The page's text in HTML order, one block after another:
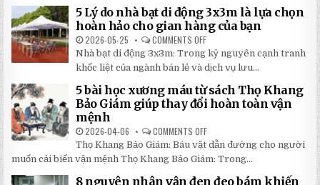
RẺ
TẠI
NHẬT
ĐÔNG
100
TRANG
MỚI
2026:
GIẢM
GIÁ
SỐ
TẬN
GỐC
TẠI
NHẬT
5 Lý do nhà bạt di động 3x3m là lựa chọn
hoàn hảo cho gian hàng của bạn
2026-05-25 COMMENTS OFF
5
LÝ
DO
NHÀ
BẠT
DI
ĐỘNG
3X3M
LỰA
HOÀN
HẢO
CHO
HÀNG
Nhà bạt di động 3x3m: Trong kỷ nguyên cạnh tranh
khốc liệt của ngành bán lẻ và dịch vụ lưu...
5 bài học xương máu từ sách Thọ Khang
Bảo Giám giúp thay đổi hoàn toàn vận
mệnh
2026-04-06 COMMENTS OFF
5
BÀI
HỌC
XƯƠNG
MÁU
TỪ
Thọ Khang Bảo Giám: Báu vật dẫn đường cho người
muốn cải biến vận mệnh Thọ Khang Bảo Giám: Trong...
8 nguyên nhân vận đen đeo bám khiến